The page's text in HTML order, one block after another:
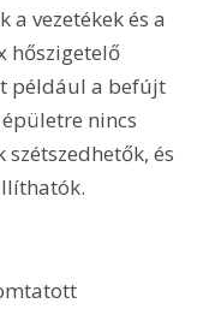
vezetékek és a
hőszigetelő
például a befújt
nincs
és